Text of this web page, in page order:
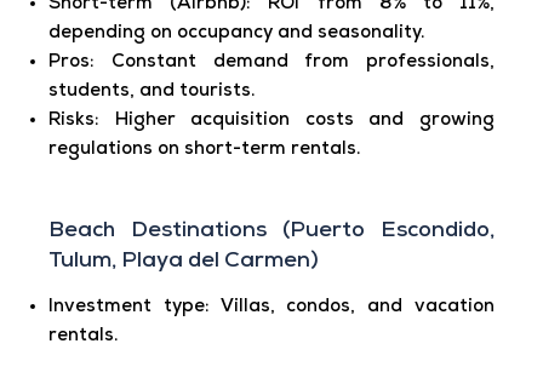
Short-term (Airbnb): ROI from 8% to 11%,
depending on occupancy and seasonality.
Pros: Constant demand from professionals,
students, and tourists.
Risks: Higher acquisition costs and growing
regulations on short-term rentals.
Beach Destinations (Puerto Escondido,
Tulum, Playa del Carmen)
Investment type: Villas, condos, and vacation
rentals.